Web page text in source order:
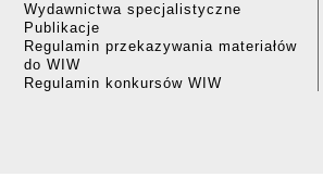
Wydawnictwa specjalistyczne
Publikacje
Regulamin przekazywania materiałów
do WIW
Regulamin konkursów WIW